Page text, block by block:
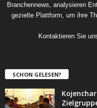
Branchennews, analysieren
gezielte Plattform, um ihre
Kontaktieren Sie
SCHON GELESEN?